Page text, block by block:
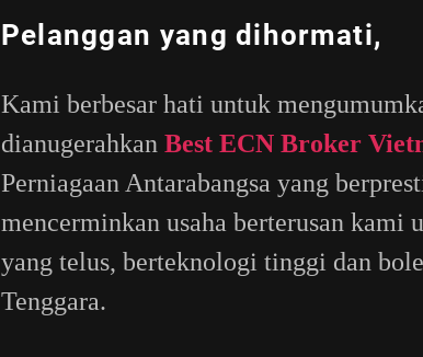
Pelanggan yang dihormati,
Kami berbesar hati untuk
dianugerahkan Best ECN Broker
Perniagaan Antarabangsa yang
mencerminkan usaha berterusan kami
yang telus, berteknologi tinggi dan
Tenggara.